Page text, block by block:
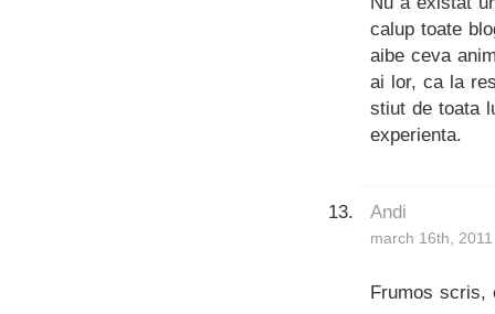
calup toate
aibe ceva
ai lor, ca la
stiut de toata
experienta.
Andi
march 16th,
Frumos scris,